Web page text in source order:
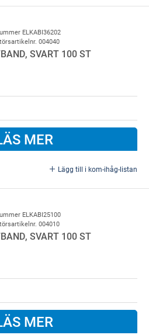
ELKABI36202
004040
SVART 100 ST
MER
Lägg till i kom-ihåg-listan
ELKABI25100
004010
SVART 100 ST
MER